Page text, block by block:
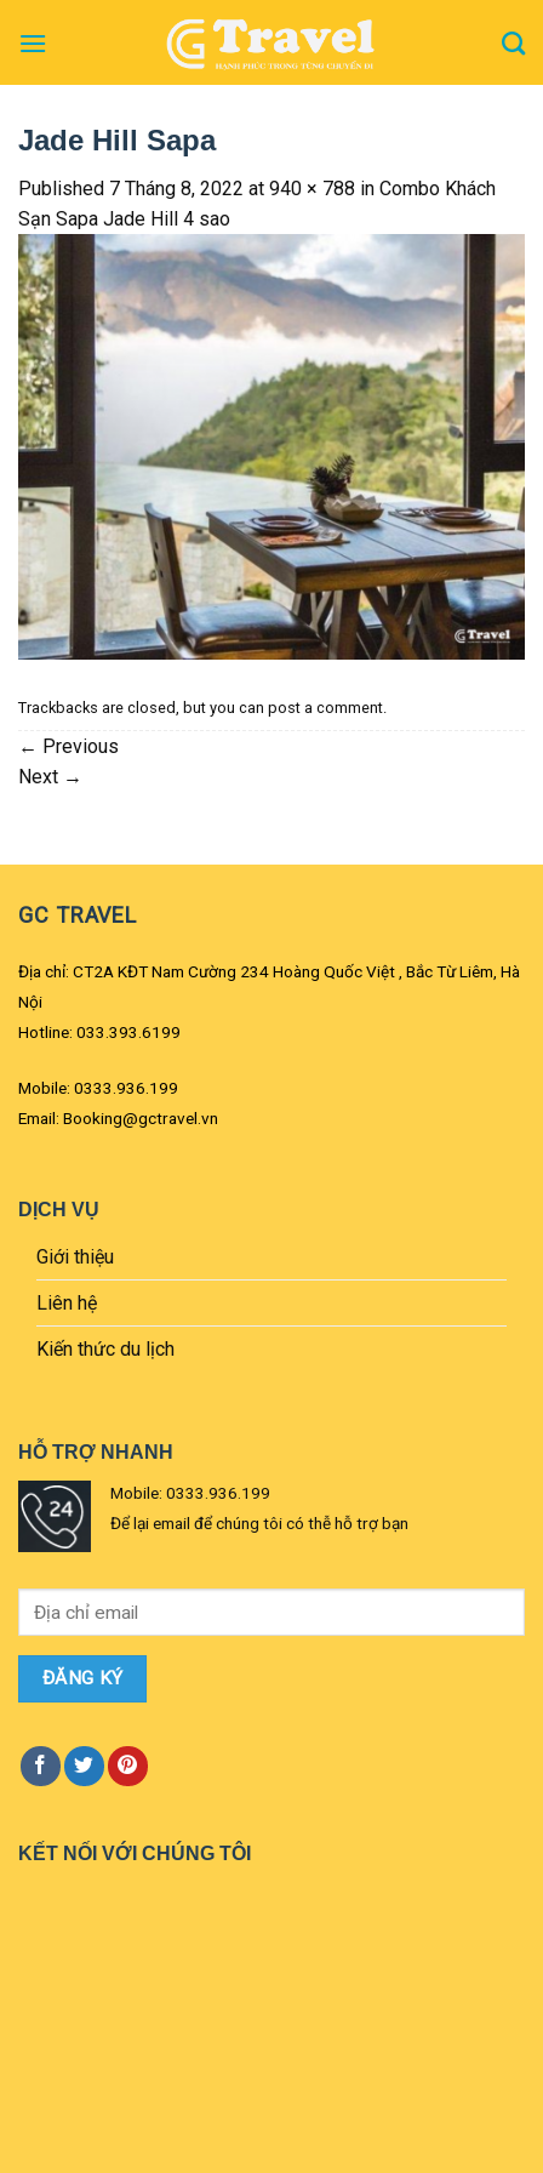
Jade Hill Sapa
Published 7 Tháng 8, 2022 at 940 × 788 in Combo Khách
Sạn Sapa Jade Hill 4 sao
Trackbacks are closed, but you can post a comment
← Previous
Next →
GC TRAVEL
Địa chỉ: CT2A KĐT Nam Cường 234 Hoàng Quốc Việt , Bắc Từ Liêm, Hà
Nội
Hotline: 033.393.6199
Mobile: 0333.936.199
Email: Booking@gctravel.vn
DỊCH VỤ
Giới thiệu
Liên hệ
Kiến thức du lịch
HỖ TRỢ NHANH
Mobile: 0333.936.199
Để lại email để chúng tôi có thễ hỗ trợ bạn
KẾT NỐI VỚI CHÚNG TÔI